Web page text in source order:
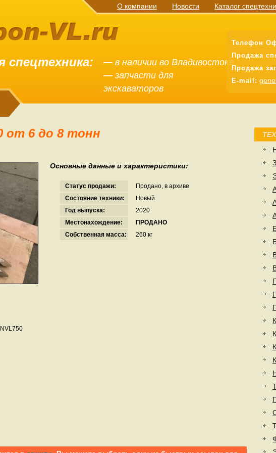
О компании Новости Каталог
спецтехника: — в наличии во Владивостоке
— запчасти для
экскаваторов
Телефон
Продажа
Продажа
E-mail:
от 6 до 8 тонн
Основные данные и характеристики:
Статус продажи:
Продано, в архиве
Состояние техники:
Новый
Год выпуска:
2020
Местонахождение:
ПРОДАНО
Собственная масса:
260 кг